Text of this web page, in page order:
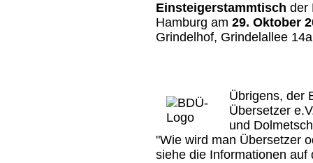
Einsteigerstammtisch der
Hamburg am29. Oktober
Grindelhof, Grindelallee
Übrigens, der
Übersetzer
und
"Wie wird man Übersetzer
siehe die Informationen